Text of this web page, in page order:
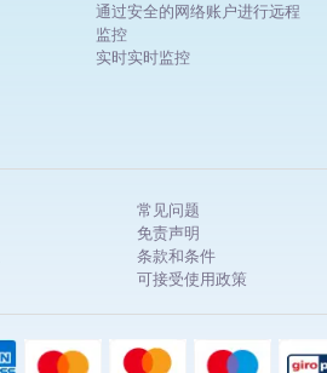
通过安全的网络账户进行远程
监控
实时实时监控
常见问题
免责声明
条款和条件
可接受使用政策